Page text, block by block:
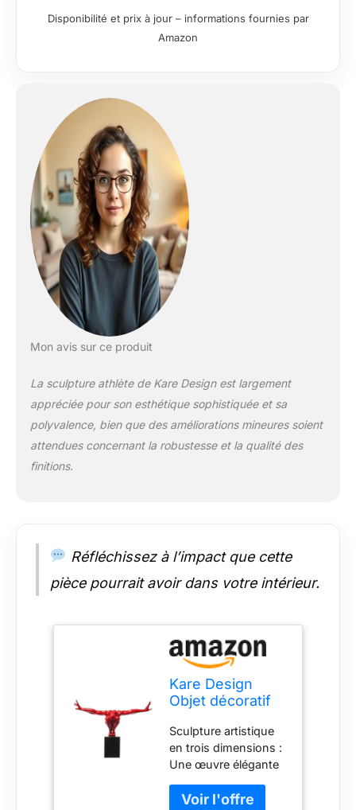
nobles et durables :
Structure en
raffinement
Interprétation libre du
mouvement : Un
instant figé entre
force et énergie,
suggérant soit une
pause avant l’élan,
soit une explosion de
dynamisme Pièce
décorative unique :
galerie Disponible en
plusieurs couleurs :
Choisissez la teinte
qui correspond le
mieux à votre style et
Disponibilité et prix à jour – informations fournies par
Amazon
Mon avis sur ce produit
La sculpture athlète de Kare Design est largement
appréciée pour son esthétique sophistiquée et sa
polyvalence, bien que des améliorations mineures soient
attendues concernant la robustesse et la qualité des
finitions.
Réfléchissez à l’impact que cette
pièce pourrait avoir dans votre intérieur.
Kare Design
Objet décoratif
rouge/noir,
marbre,
sculpture, deco,
decoration
chambre,
Sculpture artistique
en trois dimensions :
Une œuvre élégante
sur un socle massif